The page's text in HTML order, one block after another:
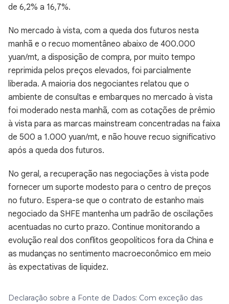
de 6,2% a 16,7%.
No mercado à vista, com a queda dos futuros nesta
manhã e o recuo momentâneo abaixo de 400.000
yuan/mt, a disposição de compra, por muito tempo
reprimida pelos preços elevados, foi parcialmente
liberada. A maioria dos negociantes relatou que o
ambiente de consultas e embarques no mercado à vista
foi moderado nesta manhã, com as cotações de prêmio
à vista para as marcas mainstream concentradas na faixa
de 500 a 1.000 yuan/mt, e não houve recuo significativo
após a queda dos futuros.
No geral, a recuperação nas negociações à vista pode
fornecer um suporte modesto para o centro de preços
no futuro. Espera-se que o contrato de estanho mais
negociado da SHFE mantenha um padrão de oscilações
acentuadas no curto prazo. Continue monitorando a
evolução real dos conflitos geopolíticos fora da China e
as mudanças no sentimento macroeconômico em meio
às expectativas de liquidez.
Declaração sobre a Fonte de Dados: Com exceção das